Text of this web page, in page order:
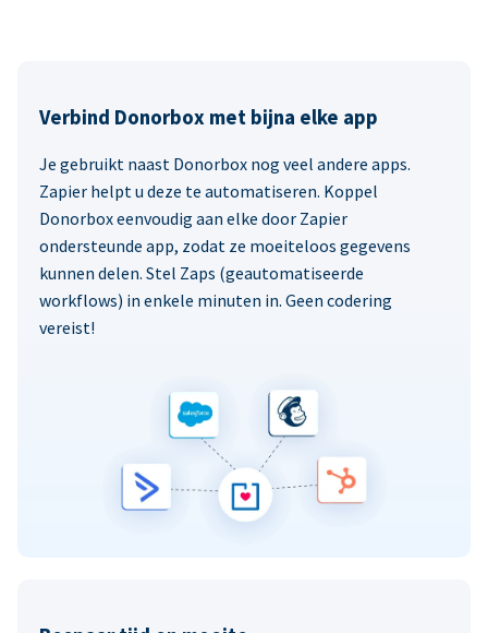
Verbind Donorbox met bijna elke app
Je gebruikt naast Donorbox nog veel andere apps.
Zapier helpt u deze te automatiseren. Koppel
Donorbox eenvoudig aan elke door Zapier
ondersteunde app, zodat ze moeiteloos gegevens
kunnen delen. Stel Zaps (geautomatiseerde
workflows) in enkele minuten in. Geen codering
vereist!